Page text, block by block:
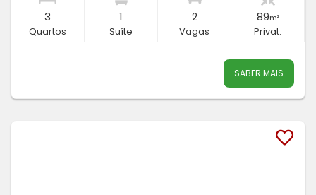
3
Quartos
1
Suíte
2
Vagas
89m²
Privat.
SABER MAIS